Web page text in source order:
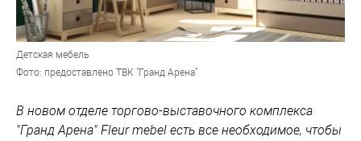
Детская мебель
Фото: предоставлено ТВК "Гранд Арена"
В новом отделе торгово-выставочного комплекса
"Гранд Арена" Fleur mebel есть все необходимое, чтобы